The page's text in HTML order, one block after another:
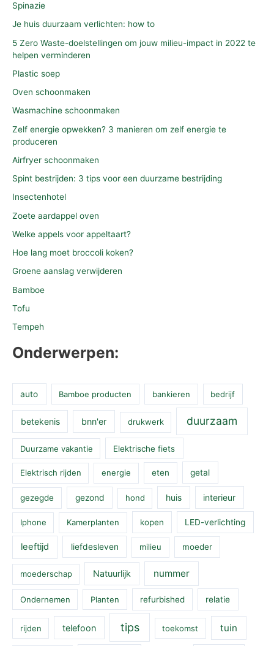
Spinazie
Je huis duurzaam verlichten: how to
5 Zero Waste-doelstellingen om jouw milieu-impact in 2022 te
helpen verminderen
Plastic soep
Oven schoonmaken
Wasmachine schoonmaken
Zelf energie opwekken? 3 manieren om zelf energie te
produceren
Airfryer schoonmaken
Spint bestrijden: 3 tips voor een duurzame bestrijding
Insectenhotel
Zoete aardappel oven
Welke appels voor appeltaart?
Hoe lang moet broccoli koken?
Groene aanslag verwijderen
Bamboe
Tofu
Tempeh
Onderwerpen:
auto Bamboe producten bankieren bedrijf
betekenis bnn'er drukwerk duurzaam
Duurzame vakantie Elektrische fiets
Elektrisch rijden energie eten getal
gezegde gezond hond huis interieur
Iphone Kamerplanten kopen LED-verlichting
leeftijd liefdesleven milieu moeder
moederschap Natuurlijk nummer
Ondernemen Planten refurbished relatie
rijden telefoon tips toekomst tuin